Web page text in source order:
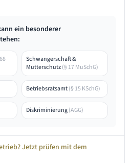
ein besonderer
Schwangerschaft &
Mutterschutz(§ 17 MuSchG)
Betriebsratsamt(§ 15 KSchG)
Diskriminierung(AGG)
Jetzt prüfen mit dem